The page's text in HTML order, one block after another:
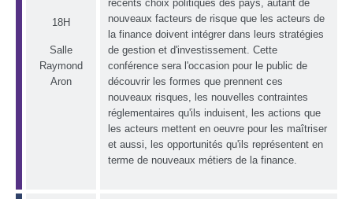
18H
Salle
Raymond
Aron
récents choix politiques des pays, autant de
nouveaux facteurs de risque que les acteurs de
la finance doivent intégrer dans leurs stratégies
de gestion et d'investissement. Cette
conférence sera l'occasion pour le public de
découvrir les formes que prennent ces
nouveaux risques, les nouvelles contraintes
réglementaires qu'ils induisent, les actions que
les acteurs mettent en oeuvre pour les maîtriser
et aussi, les opportunités qu'ils représentent en
terme de nouveaux métiers de la finance.